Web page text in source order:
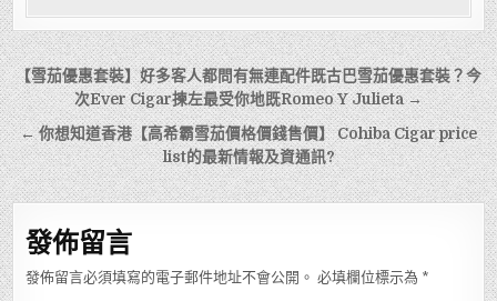
文
章
導
覽
【雪茄優惠套裝】好多客人都問有無連配件既古巴雪茄優惠套裝？今
次Ever Cigar揀左最受你地既Romeo Y Julieta →
← 你想知道香港【高希霸雪茄價格價錢售價】 Cohiba Cigar price
list的最新情報及資通訊?
發佈留言
發佈留言必須填寫的電子郵件地址不會公開。 必填欄位標示為 *